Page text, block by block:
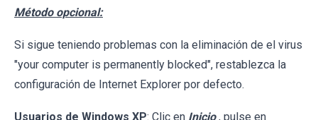
Método opcional:
Si sigue teniendo problemas con la eliminación de el virus
"your computer is permanently blocked", restablezca la
configuración de Internet Explorer por defecto.
Usuarios de Windows XP: Clic en Inicio , pulse en